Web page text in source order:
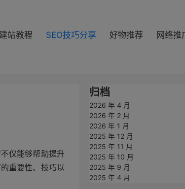
建站教程 SEO技巧分享 好物推荐 网络推
仅能够帮助提升
重要性、技巧以
归档
2026 年 4 月
2026 年 2 月
2026 年 1 月
2025 年 12 月
2025 年 11 月
2025 年 10 月
2025 年 9 月
2025 年 4 月